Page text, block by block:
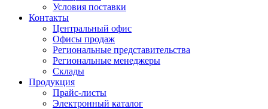
Условия поставки
Контакты
Центральный офис
Офисы продаж
Региональные представительства
Региональные менеджеры
Склады
Продукция
Прайс-листы
Электронный каталог